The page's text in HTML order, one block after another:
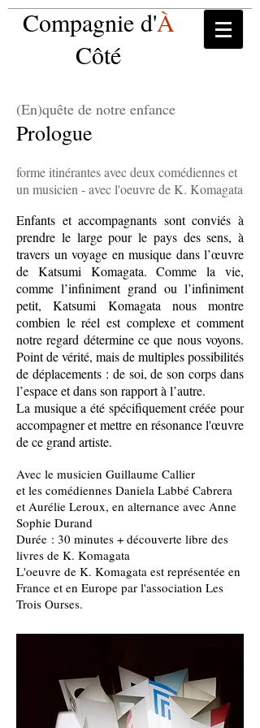
Compagnie d'À
Côté
(En)quête de notre enfance
Prologue
forme itinérantes avec deux comédiennes et
un musicien - avec l'oeuvre de K. Komagata
Enfants et accompagnants sont conviés à
prendre le large pour le pays des sens, à
travers un voyage en musique dans l’œuvre
de Katsumi Komagata. Comme la vie,
comme l’infiniment grand ou l’infiniment
petit, Katsumi Komagata nous montre
combien le réel est complexe et comment
notre regard détermine ce que nous voyons.
Point de vérité, mais de multiples possibilités
de déplacements : de soi, de son corps dans
l’espace et dans son rapport à l’autre.
La musique a été spécifiquement créée pour
accompagner et mettre en résonance l'œuvre
de ce grand artiste.
Avec le musicien Guillaume Callier
et les comédiennes Daniela Labbé Cabrera
et Aurélie Leroux, en alternance avec Anne
Sophie Durand
Durée : 30 minutes + découverte libre des
livres de K. Komagata
L'oeuvre de K. Komagata est représentée en
France et en Europe par l'association Les
Trois Ourses.